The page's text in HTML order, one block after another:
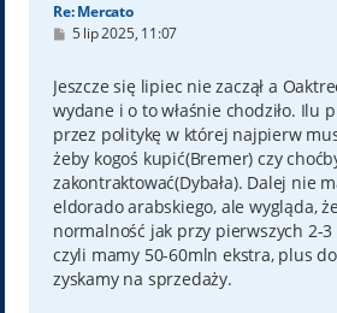
Re: Mercato
P
t
5 lip 2025, 11:07
Jeszcze się lipiec nie zaczął a
wydane i o to właśnie chodziło. Ilu
przez politykę w której najpierw
żeby kogoś kupić(Bremer) czy
zakontraktować(Dybała). Dalej nie
eldorado arabskiego, ale wygląda,
normalność jak przy pierwszych 2-
czyli mamy 50-60mln ekstra, plus
zyskamy na sprzedaży.